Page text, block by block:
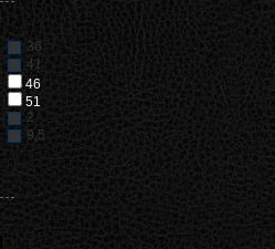
36
41
46
51
2
9,5